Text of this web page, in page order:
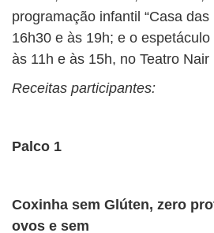
programação infantil “Casa
16h30 e às 19h; e o espetáculo
às 11h e às 15h, no Teatro Nair
Receitas participantes:
Palco 1
Coxinha sem Glúten, zero
ovos e sem